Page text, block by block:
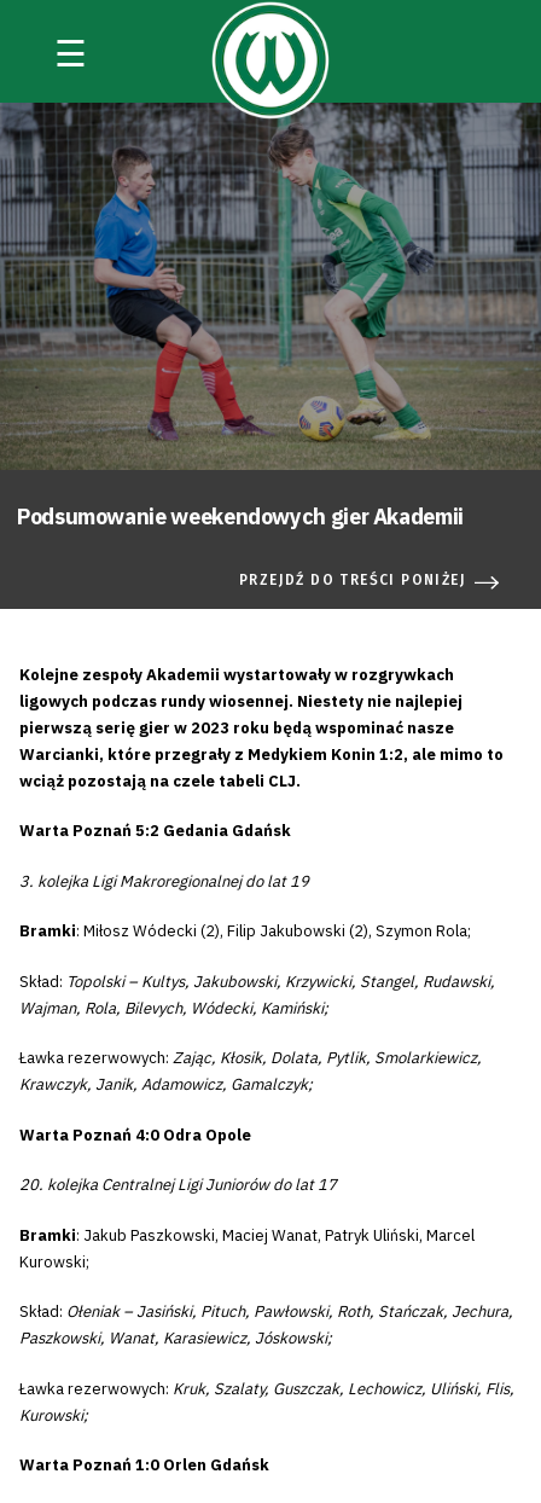
☰
Podsumowanie weekendowych gier Akademii
PRZEJDŹ DO TREŚCI PONIŻEJ
Kolejne zespoły Akademii wystartowały w rozgrywkach
ligowych podczas rundy wiosennej. Niestety nie najlepiej
pierwszą serię gier w 2023 roku będą wspominać nasze
Warcianki, które przegrały z Medykiem Konin 1:2, ale mimo to
wciąż pozostają na czele tabeli CLJ.
Warta Poznań 5:2 Gedania Gdańsk
3. kolejka Ligi Makroregionalnej do lat 19
Bramki: Miłosz Wódecki (2), Filip Jakubowski (2), Szymon Rola;
Skład: Topolski – Kultys, Jakubowski, Krzywicki, Stangel, Rudawski,
Wajman, Rola, Bilevych, Wódecki, Kamiński;
Ławka rezerwowych: Zając, Kłosik, Dolata, Pytlik, Smolarkiewicz,
Krawczyk, Janik, Adamowicz, Gamalczyk;
Warta Poznań 4:0 Odra Opole
20. kolejka Centralnej Ligi Juniorów do lat 17
Bramki: Jakub Paszkowski, Maciej Wanat, Patryk Uliński, Marcel
Kurowski;
Skład: Ołeniak – Jasiński, Pituch, Pawłowski, Roth, Stańczak, Jechura,
Paszkowski, Wanat, Karasiewicz, Jóskowski;
Ławka rezerwowych: Kruk, Szalaty, Guszczak, Lechowicz, Uliński, Flis,
Kurowski;
Warta Poznań 1:0 Orlen Gdańsk